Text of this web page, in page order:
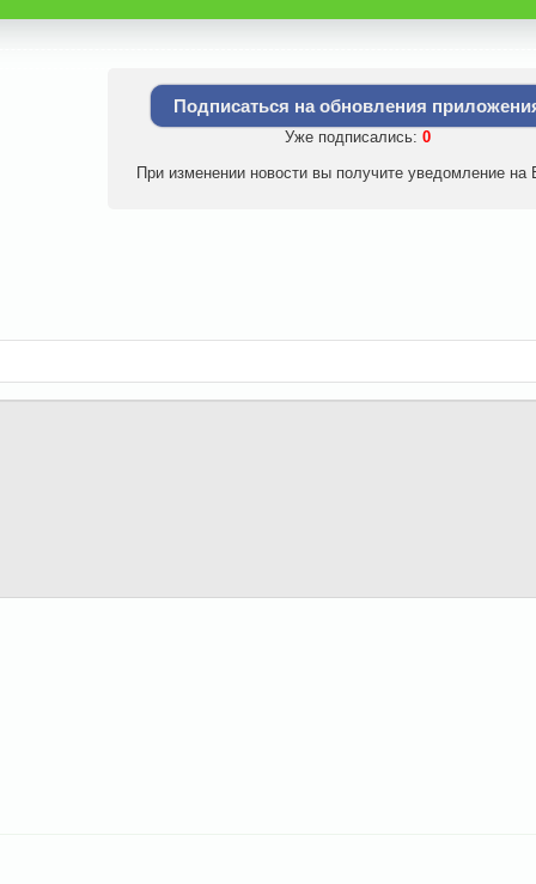
Подписаться на обновления
Уже подписались: 0
При изменении новости вы получите уведомление на